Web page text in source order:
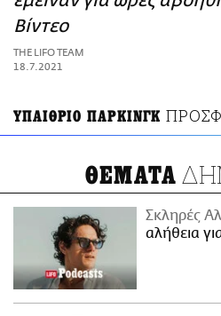
ΑΜΠΑ
PRINT
Βίντεο
THE LIFO TEAM
18.7.2021
ΥΠΑΙΘΡΙΟ ΠΑΡΚΙΝΓΚ
ΘΕΜΑΤΑ
Σκληρές
αλήθεια